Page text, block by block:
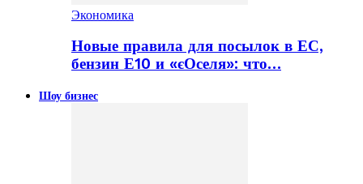
Экономика
Новые правила для посылок в ЕС,
бензин Е10 и «єОселя»: что…
Шоу бизнес